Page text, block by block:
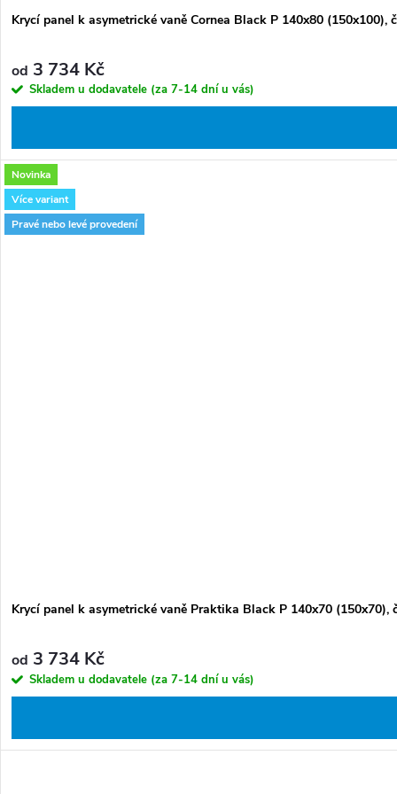
Krycí panel k asymetrické vaně Cornea Black P 140x80 (150x100),
od 3 734 Kč
Skladem u dodavatele (za 7-14 dní u vás)
Novinka
Více variant
Pravé nebo levé provedení
Krycí panel k asymetrické vaně Praktika Black P 140x70 (150x70),
od 3 734 Kč
Skladem u dodavatele (za 7-14 dní u vás)